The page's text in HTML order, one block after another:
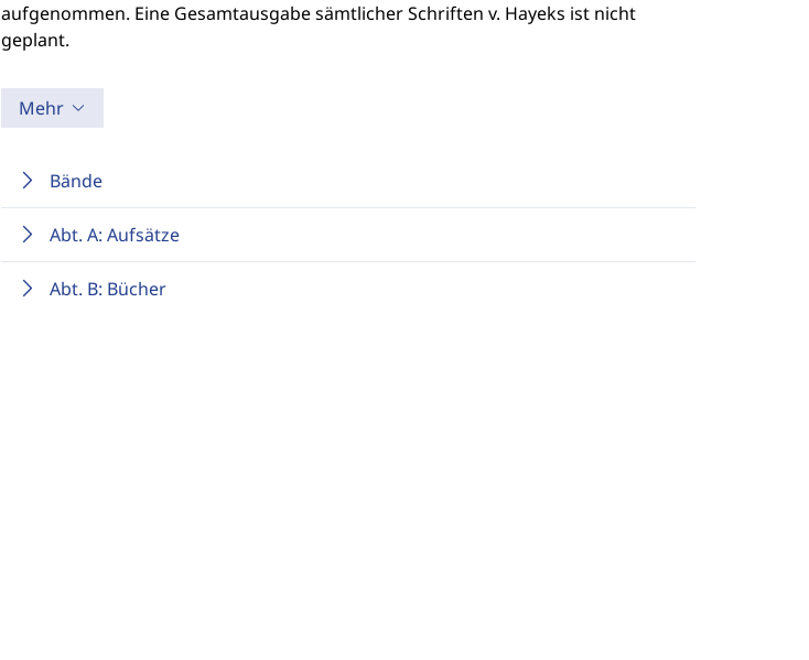
aufgenommen. Eine Gesamtausgabe sämtlicher Schriften v. Hayeks ist nicht
geplant.
Mehr
Bände
Abt. A: Aufsätze
Abt. B: Bücher